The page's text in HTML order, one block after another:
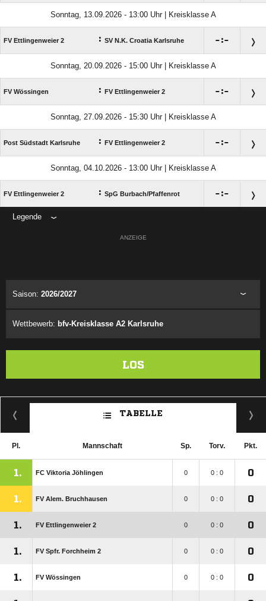
Sonntag, 13.09.2026 - 13:00 Uhr | Kreisklasse A
FV Ettlingenweier 2 : SV N.K. Croatia Karlsruhe :
Sonntag, 20.09.2026 - 15:00 Uhr | Kreisklasse A
FV Wössingen : FV Ettlingenweier 2 :
Sonntag, 27.09.2026 - 15:30 Uhr | Kreisklasse A
Post Südstadt Karlsruhe : FV Ettlingenweier 2 :
Sonntag, 04.10.2026 - 13:00 Uhr | Kreisklasse A
FV Ettlingenweier 2 : SpG Burbach/​Pfaffenrot :
Legende
ANZEIGE
Saison: 2026/2027
Wettbewerb: bfv-Kreisklasse A2 Karlsruhe
LOS
TABELLE
Pl. Mannschaft Sp. Torv. Pkt.
1. FC Viktoria Jöhlingen 0 0 : 0 0
1. FV Alem. Bruchhausen 0 0 : 0 0
1. FV Ettlingenweier 2 0 0 : 0 0
1. FV Spfr. Forchheim 2 0 0 : 0 0
1. FV Wössingen 0 0 : 0 0